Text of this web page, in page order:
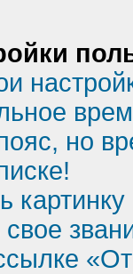
но